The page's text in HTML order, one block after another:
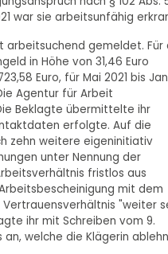
war sie arbeitsunfähig
arbeitsuchend gemeldet. Für
in Höhe von 31,46 Euro
Euro, für Mai 2021 bis
Agentur für Arbeit
Beklagte übermittelte ihr
erfolgte. Auf die
zehn weitere eigeninitiativ
unter Nennung der
fristlos aus
mit dem
"weiter
ihr mit Schreiben vom 9.
welche die Klägerin